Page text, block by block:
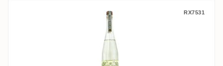
Dorcinvil Distillery Saint Benevolence
RX7531